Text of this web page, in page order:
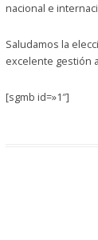
nacional e
Saludamos la
excelente gestión
[sgmb id=»1″]